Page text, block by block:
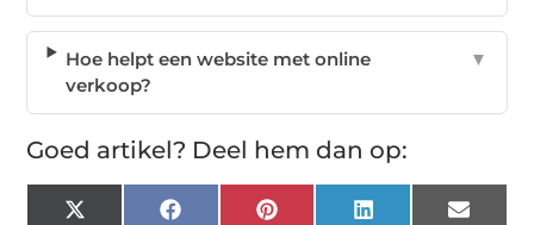
Hoe helpt een website met online
verkoop?
▼
Goed artikel? Deel hem dan op:
X Facebook Pinterest LinkedIn Email